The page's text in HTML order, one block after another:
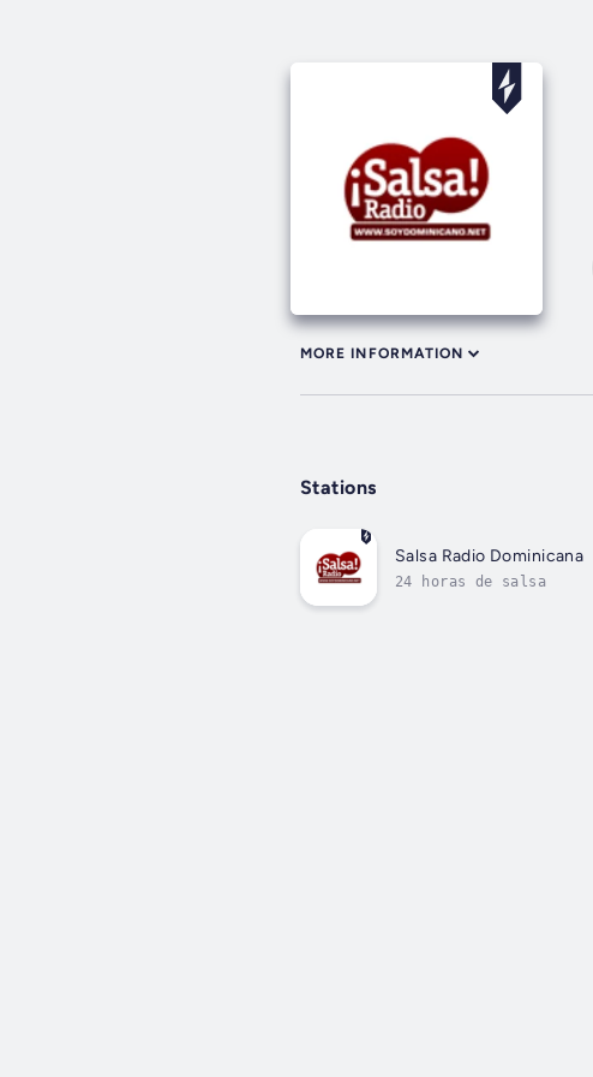
MORE INFORMATION
Stations
Salsa Radio Dominicana
24 horas de salsa